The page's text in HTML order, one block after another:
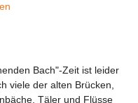
Bach"-Zeit ist leider
viele der alten Brücken,
Täler und Flüsse